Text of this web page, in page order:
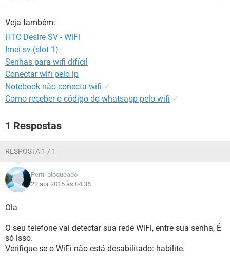
Veja também:
HTC Desire SV - WiFi
Imei sv (slot 1)
Senhas para wifi difícil
Conectar wifi pelo ip
Notebook não conecta wifi ✓
Como receber o código do whatsapp pelo wifi ✓
1 Respostas
RESPOSTA 1 / 1
Perfil bloqueado
22 abr 2015 às 04:36
Ola
O seu telefone vai detectar sua rede WiFi, entre sua senha, É
só isso.
Verifique se o WiFi não está desabilitado: habilite.